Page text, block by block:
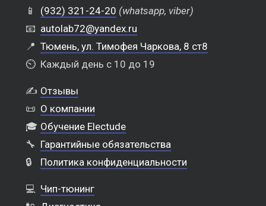
📱
(932) 321-24-20 (whatsapp, viber)
📧 autolab72@yandex.ru
📍 Тюмень, ул. Тимофея Чаркова, 8 ст8
⏲️ Каждый день с 10 до 19
✍️ Отзывы
📜 О компании
🎓 Обучение Electude
🔧 Гарантийные обязательства
🔒
Политика конфиденциальности
💻 Чип-тюнинг